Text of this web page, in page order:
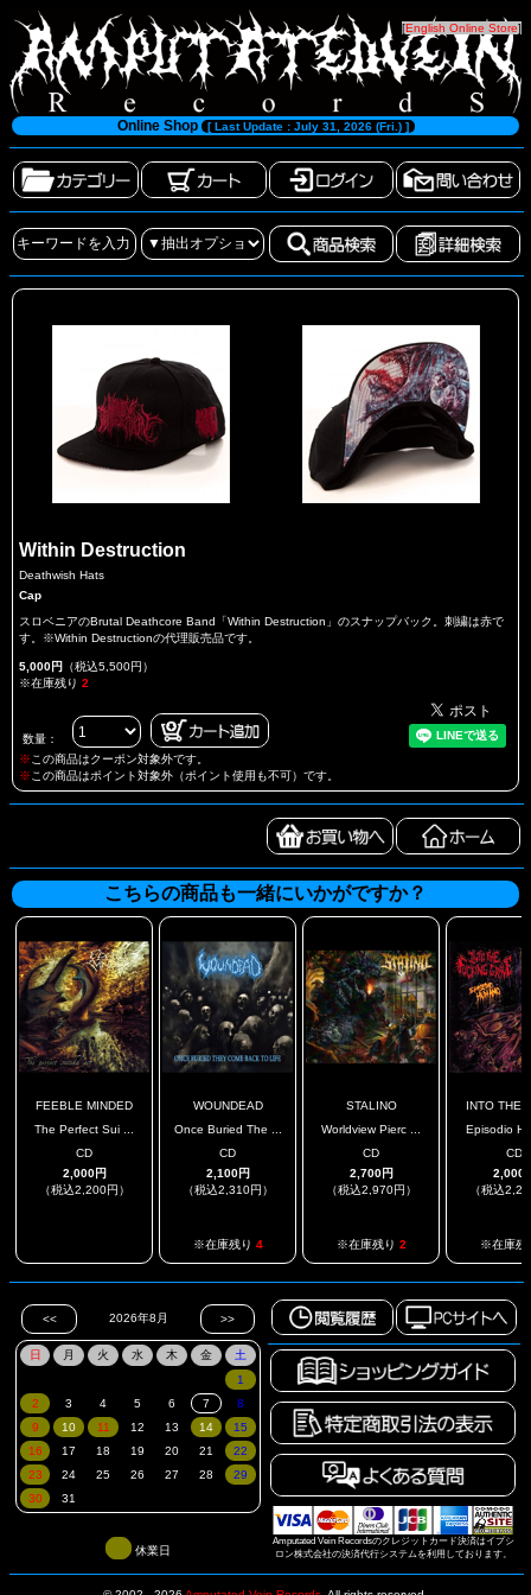
[English Online Store]
Online Shop [ Last Update : July 31, 2026 (Fri.) ]
Within Destruction
Deathwish Hats
Cap
スロベニアのBrutal Deathcore Band「Within Destruction」のスナップバック。刺繍は赤で
す。※Within Destructionの代理販売品です。
5,000円 （税込5,500円）
※在庫残り 2
数量：
※ この商品はクーポン対象外です。
※ この商品はポイント対象外（ポイント使用も不可）です。
こちらの商品も一緒にいかがですか？
FEEBLE MINDED
The Perfect Sui ...
CD
2,000円
（税込2,200円）
WOUNDEAD
Once Buried The ...
CD
2,100円
（税込2,310円）
※在庫残り 4
STALINO
Worldview Pierc ...
CD
2,700円
（税込2,970円）
※在庫残り 2
INTO THE
Episodio
CD
2,000
（税込
※在庫残
Amputated Vein Recordsのクレジットカード決済はイプシ
ロン株式会社の決済代行システムを利用しております。
休業日